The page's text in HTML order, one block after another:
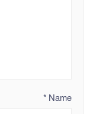
Name
*